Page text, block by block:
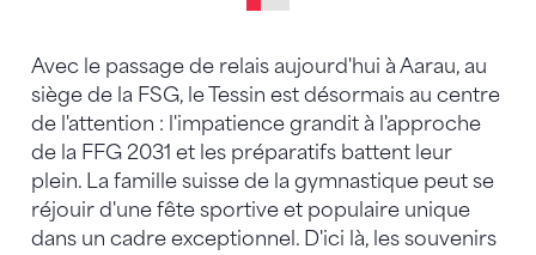
Avec le passage de relais aujourd'hui à Aarau, au
siège de la FSG, le Tessin est désormais au centre
de l'attention : l'impatience grandit à l'approche
de la FFG 2031 et les préparatifs battent leur
plein. La famille suisse de la gymnastique peut se
réjouir d'une fête sportive et populaire unique
dans un cadre exceptionnel. D'ici là, les souvenirs